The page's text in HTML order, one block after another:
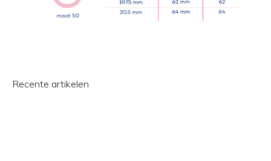
Recente artikelen